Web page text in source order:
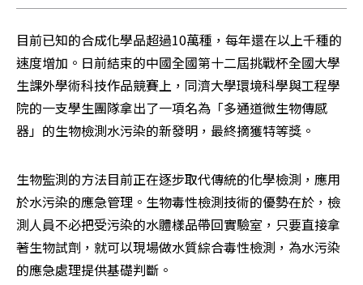
目前已知的合成化學品超過10萬種，每年還在以上千種的
速度增加。日前結束的中國全國第十二屆挑戰杯全國大學
生課外學術科技作品競賽上，同濟大學環境科學與工程學
院的一支學生團隊拿出了一項名為「多通道微生物傳感
器」的生物檢測水污染的新發明，最終摘獲特等獎。
生物監測的方法目前正在逐步取代傳統的化學檢測，應用
於水污染的應急管理。生物毒性檢測技術的優勢在於，檢
測人員不必把受污染的水體樣品帶回實驗室，只要直接拿
著生物試劑，就可以現場做水質綜合毒性檢測，為水污染
的應急處理提供基礎判斷。